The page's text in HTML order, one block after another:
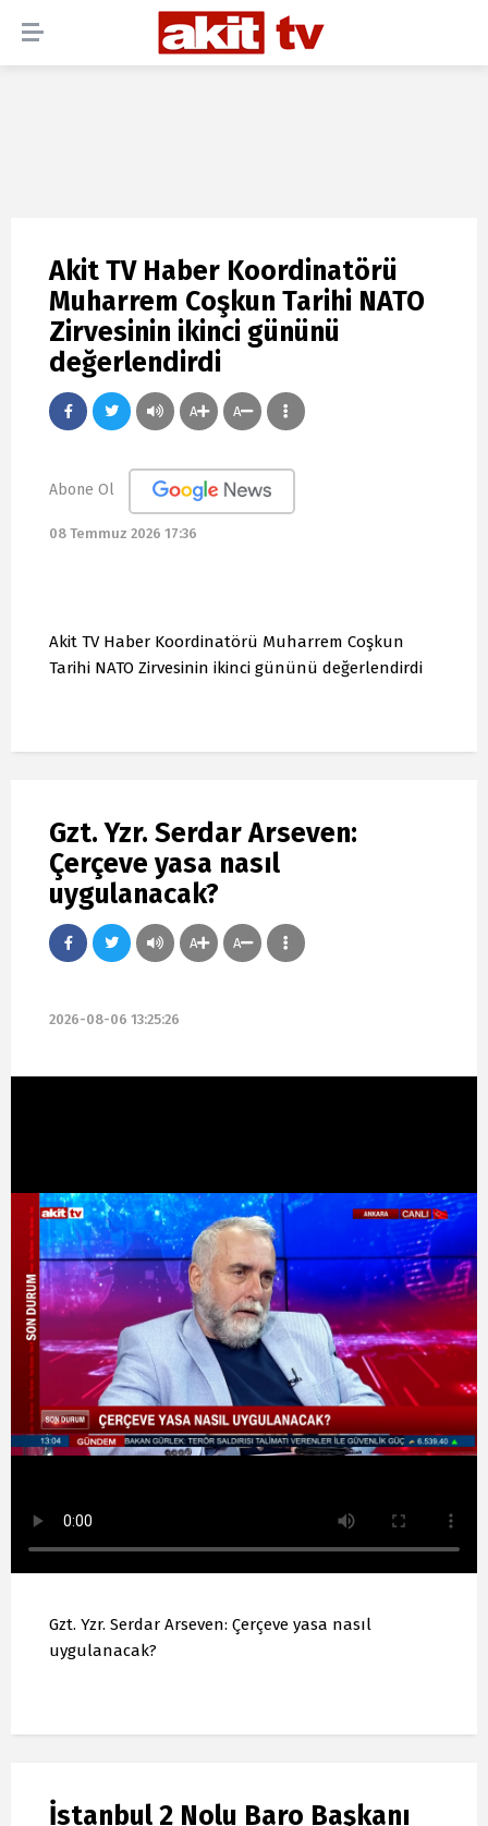
Akit TV Haber Koordinatörü
Muharrem Coşkun Tarihi NATO
Zirvesinin ikinci gününü
değerlendirdi
A A
Abone Ol
08 Temmuz 2026 17:36
Akit TV Haber Koordinatörü Muharrem Coşkun
Tarihi NATO Zirvesinin ikinci gününü değerlendirdi
Gzt. Yzr. Serdar Arseven:
Çerçeve yasa nasıl
uygulanacak?
A A
2026-08-06 13:25:26
Gzt. Yzr. Serdar Arseven: Çerçeve yasa nasıl
uygulanacak?
İstanbul 2 Nolu Baro Başkanı